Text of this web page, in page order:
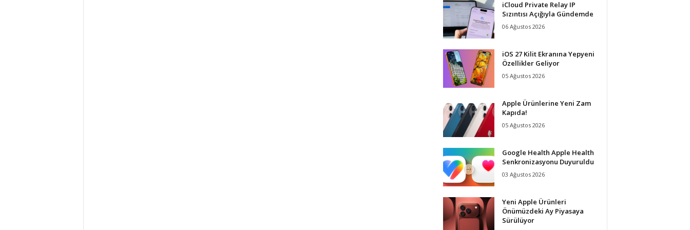
iCloud Private Relay IP
Sızıntısı Açığıyla Gündemde
06 Ağustos 2026
iOS 27 Kilit Ekranına Yepyeni
Özellikler Geliyor
05 Ağustos 2026
Apple Ürünlerine Yeni Zam
Kapıda!
05 Ağustos 2026
Google Health Apple Health
Senkronizasyonu Duyuruldu
03 Ağustos 2026
Yeni Apple Ürünleri
Önümüzdeki Ay Piyasaya
Sürülüyor